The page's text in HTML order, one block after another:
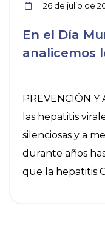
26 de julio de
En el Día
analicemos
PREVENCIÓN Y
las hepatitis
silenciosas y a
durante años
que la hepatitis
conviene